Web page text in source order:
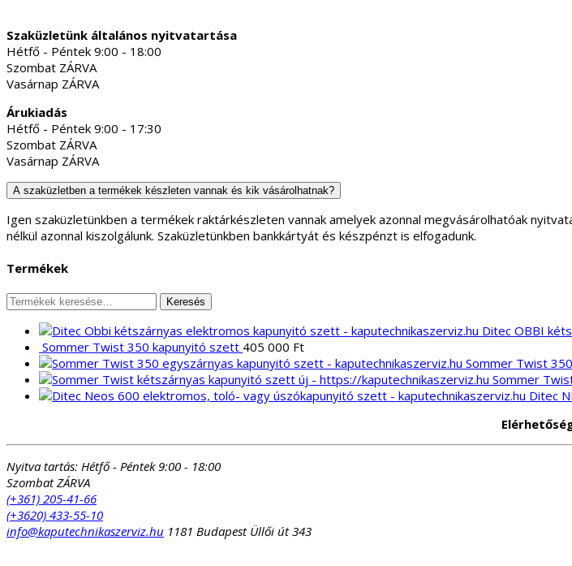
Szaküzletünk általános nyitvatartása
Hétfő - Péntek 9:00 - 18:00
Szombat ZÁRVA
Vasárnap ZÁRVA
Árukiadás
Hétfő - Péntek 9:00 - 17:30
Szombat ZÁRVA
Vasárnap ZÁRVA
A szaküzletben a termékek készleten vannak és kik vásárolhatnak?
Igen szaküzletünkben a termékek raktárkészleten vannak amelyek azonnal megvásárolhatóak
nélkül azonnal kiszolgálunk. Szaküzletünkben bankkártyát és készpénzt is elfogadunk.
Termékek
Keresés
a
következőre:
Keresés
Ditec OBBI
Sommer Twist 350 kapunyitó szett 405 000 Ft
Sommer Twist
Sommer
Ditec
Nyitva tartás: Hétfő - Péntek 9:00 - 18:00
Szombat ZÁRVA
(+361) 205-41-66
(+3620) 433-55-10
info@kaputechnikaszerviz.hu 1181 Budapest Üllői út 343